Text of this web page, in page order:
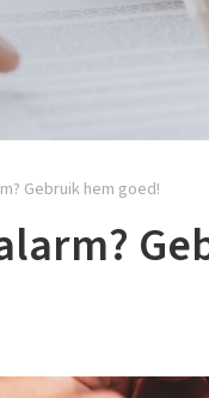
Gebruik hem goed!